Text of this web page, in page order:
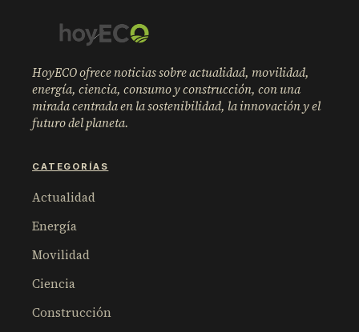
HoyECO ofrece noticias sobre actualidad, movilidad,
energía, ciencia, consumo y construcción, con una
mirada centrada en la sostenibilidad, la innovación y el
futuro del planeta.
CATEGORÍAS
Actualidad
Energía
Movilidad
Ciencia
Construcción